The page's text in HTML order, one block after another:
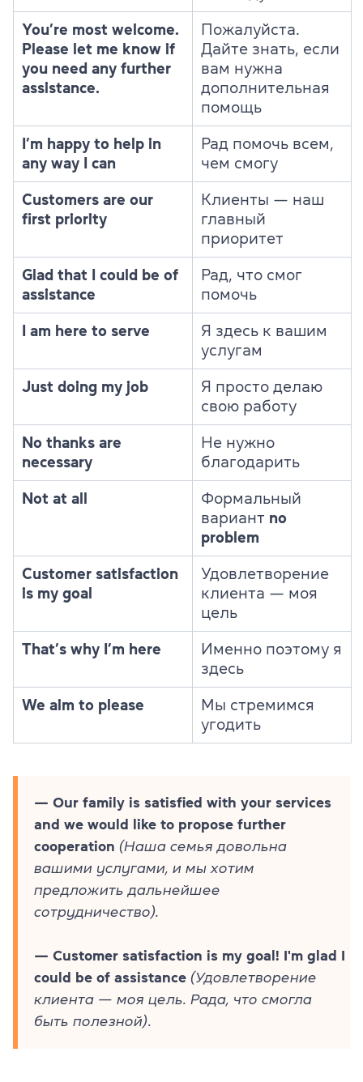
You’re most welcome.
Please let me know if
you need any further
assistance.
Пожалуйста.
Дайте знать, если
вам нужна
дополнительная
помощь
I’m happy to help in
any way I can
Рад помочь всем,
чем смогу
Customers are our
first priority
Клиенты — наш
главный
приоритет
Glad that I could be of
assistance
Рад, что смог
помочь
I am here to serve
Я здесь к вашим
услугам
Just doing my job
Я просто делаю
свою работу
No thanks are
necessary
Не нужно
благодарить
Not at all
Формальный
вариант no
problem
Customer satisfaction
is my goal
Удовлетворение
клиента — моя
цель
That’s why I’m here
Именно поэтому я
здесь
We aim to please
Мы стремимся
угодить
— Our family is satisfied with your services
and we would like to propose further
cooperation (Наша семья довольна
вашими услугами, и мы хотим
предложить дальнейшее
сотрудничество).
— Customer satisfaction is my goal! I'm glad I
could be of assistance (Удовлетворение
клиента — моя цель. Рада, что смогла
быть полезной)